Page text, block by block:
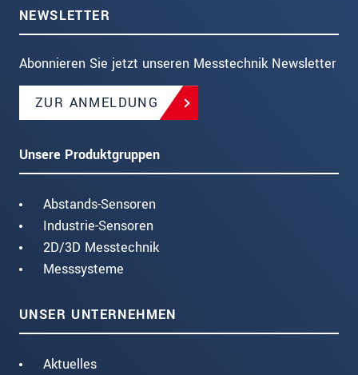
NEWSLETTER
Abonnieren Sie jetzt unseren Messtechnik Newsletter
ZUR ANMELDUNG
Unsere Produktgruppen
Abstands-Sensoren
Industrie-Sensoren
2D/3D Messtechnik
Messsysteme
UNSER UNTERNEHMEN
Aktuelles